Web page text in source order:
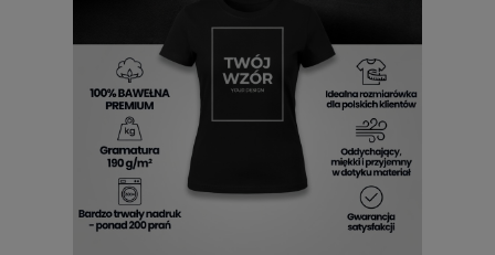
Jeśli cenisz wyrazisty styl,Metallicat damski T shirt z
nadrukiembędzie doskonałym wyborem. To propozycja
dla osób, które chcą być sobą i nie potrzebują aprobaty
otoczenia. Doskonale pasuje do osobowości silnych,
kreatywnych i niezależnych. Nosząc
Metallicat damski T
, pokazujesz, że masz odwagę, by się wyróżniać. To
także świetna opcja dla fanek muzycznych klimatów i
graficznej ekspresji.
Metallicat damski T shirt z
sprawdza się zarówno w stylizacjach
codziennych, jak i bardziej awangardowych.